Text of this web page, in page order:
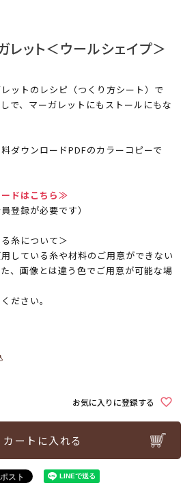
レット＜ウールシェイプ＞
ットのレシピ（つくり方シート）で
で、マーガレットにもストールにもな
ダウンロードPDFのカラーコピーで
ードはこちら≫
登録が必要です）
糸について＞
している糸や材料のご用意ができない
、画像とは違う色でご用意が可能な場
ださい。
お気に入りに登録する
カートに入れる